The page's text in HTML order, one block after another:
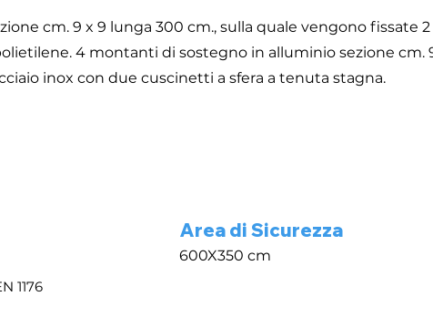
cm. 9 x 9 lunga 300 cm., sulla quale vengono fissate
4 montanti di sostegno in alluminio sezione cm.
inox con due cuscinetti a sfera a tenuta stagna.
1176
Area di Sicurezza
600X350 cm